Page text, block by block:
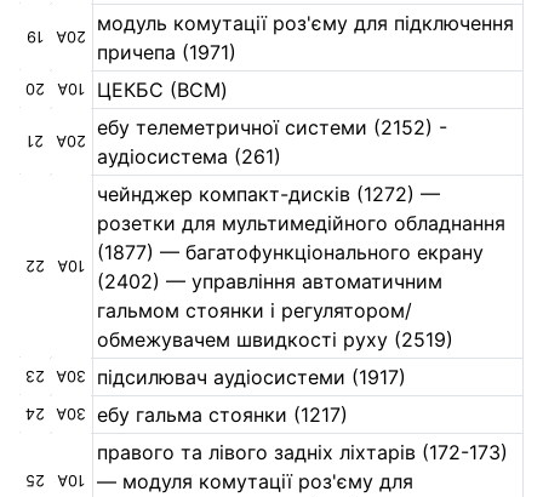
19 20А
модуль комутації роз'єму для підключення
причепа (1971)
20 10А ЦЕКБС (BCM)
21 20А
ебу телеметричної системи (2152) -
аудіосистема (261)
22 10А
чейнджер компакт-дисків (1272) —
розетки для мультимедійного обладнання
(1877) — багатофункціонального екрану
(2402) — управління автоматичним
гальмом стоянки і регулятором/
обмежувачем швидкості руху (2519)
23 30А підсилювач аудіосистеми (1917)
24 30А ебу гальма стоянки (1217)
25 10А
правого та лівого задніх ліхтарів (172-173)
— модуля комутації роз'єму для